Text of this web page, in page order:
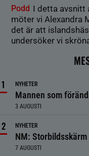
Podd I detta avsnitt
möter vi Alexandra
det är att
undersöker vi
NYHETER
Mannen som
3 AUGUSTI
NYHETER
NM:
7 AUGUSTI